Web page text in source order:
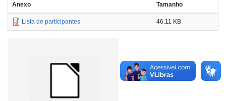
Anexo Tamanho
Lista de participantes 46.11 KB